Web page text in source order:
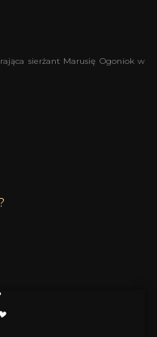
sierżant Marusię Ogoniok w